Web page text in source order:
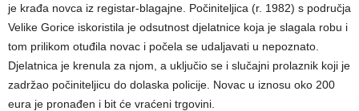
je krađa novca iz registar-blagajne. Počiniteljica (r. 1982) s područja
Velike Gorice iskoristila je odsutnost djelatnice koja je slagala robu i
tom prilikom otuđila novac i počela se udaljavati u nepoznato.
Djelatnica je krenula za njom, a uključio se i slučajni prolaznik koji je
zadržao počiniteljicu do dolaska policije. Novac u iznosu oko 200
eura je pronađen i bit će vraćeni trgovini.